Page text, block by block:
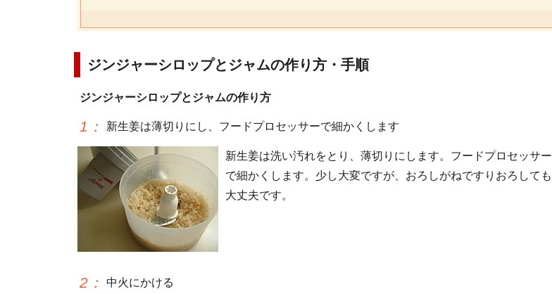
ジンジャーシロップとジャムの作り方・手順
ジンジャーシロップとジャムの作り方
1 ： 新生姜は薄切りにし、フードプロセッサーで細かくします
新生姜は洗い汚れをとり、薄切りにします。フードプロセッサー
で細かくします。少し大変ですが、おろしがねですりおろしても
大丈夫です。
2 ： 中火にかける